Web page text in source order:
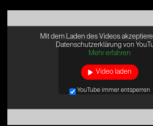
Mit dem Laden des Videos
Datenschutzerklärung von
Mehr erfahren
Video laden
YouTube immer entsperren